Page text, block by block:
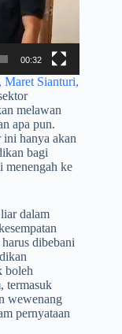
00:32
Sianturi,
melawan
apa pun.
hanya akan
bagi
menengah ke
dalam
dibebani
boleh
termasuk
wewenang
pernyataan